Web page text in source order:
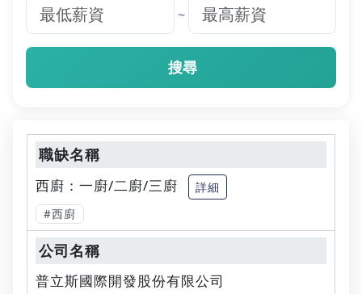
~
搜尋
西廚：一廚/二廚/三廚
詳細
#西廚
普立斯國際開發股份有限公司